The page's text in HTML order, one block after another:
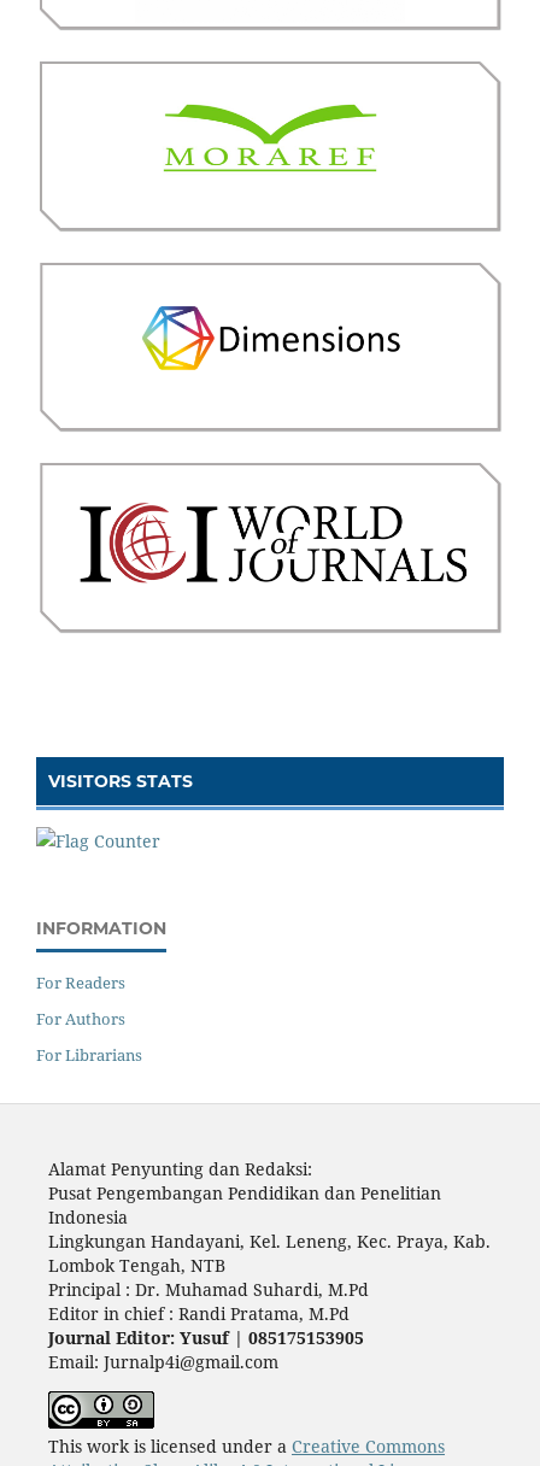
VISITORS STATS
INFORMATION
For Readers
For Authors
For Librarians
Alamat Penyunting dan Redaksi:
Pusat Pengembangan Pendidikan dan Penelitian
Indonesia
Lingkungan Handayani, Kel. Leneng, Kec. Praya, Kab.
Lombok Tengah, NTB
Principal : Dr. Muhamad Suhardi, M.Pd
Editor in chief : Randi Pratama, M.Pd
Journal Editor: Yusuf | 085175153905
Email: Jurnalp4i@gmail.com
This work is licensed under a Creative Commons